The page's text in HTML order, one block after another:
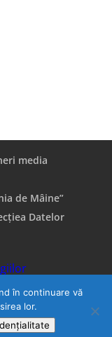
media
de Mâine”
Datelor
în continuare vă
lor.